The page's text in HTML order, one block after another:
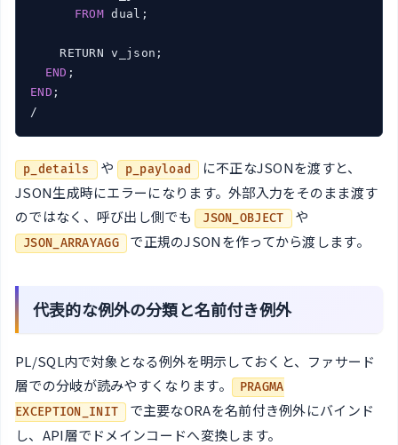
FROM dual;
    RETURN v_json;
END
END ;
/
p_details や p_payload
に不正なJSONを渡すと、
JSON生成時にエラーになります。外部入力をそのまま渡す
のではなく、呼び出し側でも
JSON_OBJECT や
JSON_ARRAYAGG で正規のJSONを作ってから渡します。
代表的な例外の分類と名前付き例外
PL/SQL内で対象となる例外を明示しておくと、ファサード
層での分岐が読みやすくなります。
PRAGMA
EXCEPTION_INIT
で主要なORAを名前付き例外にバインド
し、API層でドメインコードへ変換します。